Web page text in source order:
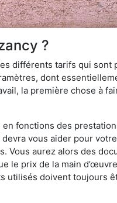
?
différents tarifs qui
dont
la première chose à
fonctions des
vous aider pour
aurez alors des
le prix de la main
utilisés doivent toujours